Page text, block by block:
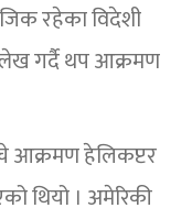
रहेका विदेशी
गर्दै थप आक्रमण
आक्रमण हेलिकप्टर
थियो । अमेरिकी